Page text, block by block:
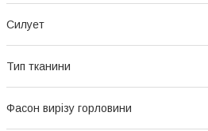
Силует
Тип тканини
Фасон вирізу горловини